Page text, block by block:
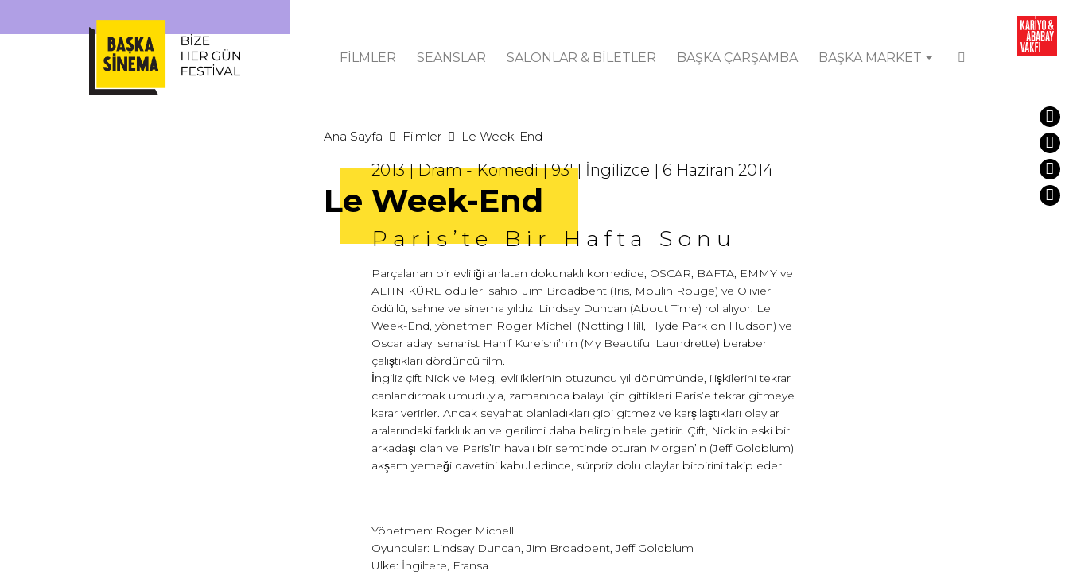
FİLMLER SEANSLAR SALONLAR & BİLETLER BAŞKA ÇARŞAMBA BAŞKA MARKET
Ana Sayfa Filmler Le Week-End
2013 | Dram - Komedi | 93' | İngilizce | 6 Haziran 2014
Le Week-End
Paris’te Bir Hafta Sonu
Parçalanan bir evliliği anlatan dokunaklı komedide, OSCAR, BAFTA, EMMY ve
ALTIN KÜRE ödülleri sahibi Jim Broadbent (Iris, Moulin Rouge) ve Olivier
ödüllü, sahne ve sinema yıldızı Lindsay Duncan (About Time) rol alıyor. Le
Week-End, yönetmen Roger Michell (Notting Hill, Hyde Park on Hudson) ve
Oscar adayı senarist Hanif Kureishi’nin (My Beautiful Laundrette) beraber
çalıştıkları dördüncü film.
İngiliz çift Nick ve Meg, evliliklerinin otuzuncu yıl dönümünde, ilişkilerini tekrar
canlandırmak umuduyla, zamanında balayı için gittikleri Paris’e tekrar gitmeye
karar verirler. Ancak seyahat planladıkları gibi gitmez ve karşılaştıkları olaylar
aralarındaki farklılıkları ve gerilimi daha belirgin hale getirir. Çift, Nick’in eski bir
arkadaşı olan ve Paris’in havalı bir semtinde oturan Morgan’ın (Jeff Goldblum)
akşam yemeği davetini kabul edince, sürpriz dolu olaylar birbirini takip eder.
Yönetmen: Roger Michell
Oyuncular: Lindsay Duncan, Jim Broadbent, Jeff Goldblum
Ülke: İngiltere, Fransa